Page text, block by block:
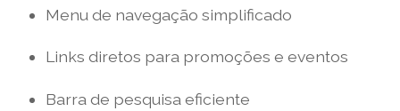
Menu de navegação simplificado
Links diretos para promoções e eventos
Barra de pesquisa eficiente